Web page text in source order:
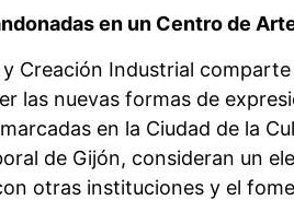
en un Centro de
Creación Industrial
las nuevas formas de
en la Ciudad de la
de Gijón, consideran un
otras instituciones y el